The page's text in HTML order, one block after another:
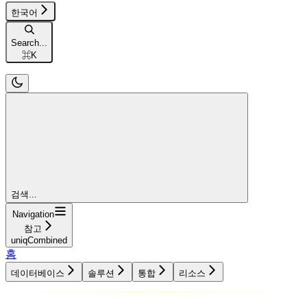
한국어
Search...
⌘K
검색...
Navigation
참고
uniqCombined
홈
데이터베이스 솔루션 통합 리소스